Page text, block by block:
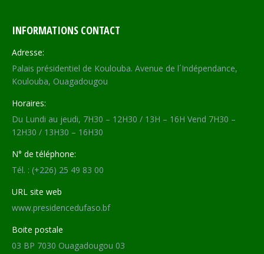
INFORMATIONS CONTACT
Adresse:
Palais présidentiel de Koulouba. Avenue de l´Indépendance,
Koulouba, Ouagadougou
Horaires:
Du Lundi au jeudi, 7H30 – 12H30 / 13H – 16H Vend 7H30 –
12H30 / 13H30 – 16H30
N° de téléphone:
Tél. : (+226) 25 49 83 00
URL site web
www.presidencedufaso.bf
Boite postale
03 BP 7030 Ouagadougou 03